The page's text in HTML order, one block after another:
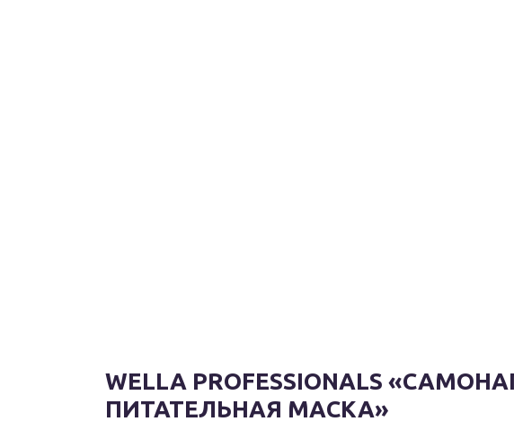
WELLA PROFESSIONALS
ПИТАТЕЛЬНАЯ МАСКА»